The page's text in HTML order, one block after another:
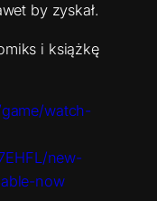
by zyskał.
i książkę
watch-
new-
now